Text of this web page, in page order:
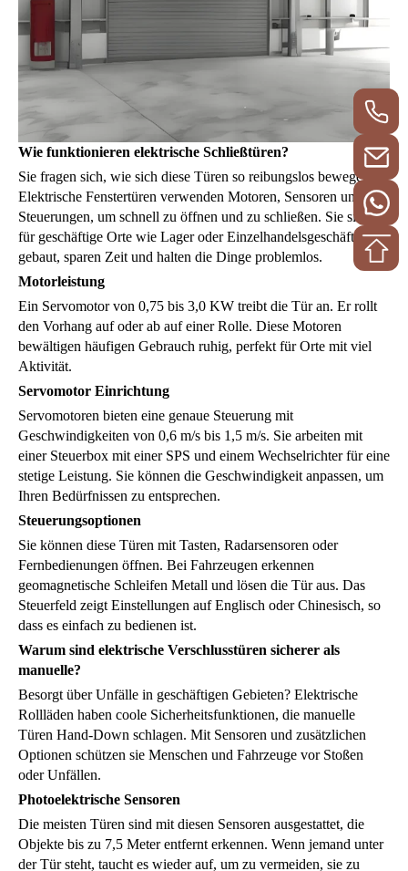
Wie funktionieren elektrische Schließtüren?
Sie fragen sich, wie sich diese Türen so reibungslos bewegen?
Elektrische Fenstertüren verwenden Motoren, Sensoren und
Steuerungen, um schnell zu öffnen und zu schließen. Sie sind
für geschäftige Orte wie Lager oder Einzelhandelsgeschäfte
gebaut, sparen Zeit und halten die Dinge problemlos.
Motorleistung
Ein Servomotor von 0,75 bis 3,0 KW treibt die Tür an. Er rollt
den Vorhang auf oder ab auf einer Rolle. Diese Motoren
bewältigen häufigen Gebrauch ruhig, perfekt für Orte mit viel
Aktivität.
Servomotor Einrichtung
Servomotoren bieten eine genaue Steuerung mit
Geschwindigkeiten von 0,6 m/s bis 1,5 m/s. Sie arbeiten mit
einer Steuerbox mit einer SPS und einem Wechselrichter für eine
stetige Leistung. Sie können die Geschwindigkeit anpassen, um
Ihren Bedürfnissen zu entsprechen.
Steuerungsoptionen
Sie können diese Türen mit Tasten, Radarsensoren oder
Fernbedienungen öffnen. Bei Fahrzeugen erkennen
geomagnetische Schleifen Metall und lösen die Tür aus. Das
Steuerfeld zeigt Einstellungen auf Englisch oder Chinesisch, so
dass es einfach zu bedienen ist.
Warum sind elektrische Verschlusstüren sicherer als
manuelle?
Besorgt über Unfälle in geschäftigen Gebieten? Elektrische
Rollläden haben coole Sicherheitsfunktionen, die manuelle
Türen Hand-Down schlagen. Mit Sensoren und zusätzlichen
Optionen schützen sie Menschen und Fahrzeuge vor Stoßen
oder Unfällen.
Photoelektrische Sensoren
Die meisten Türen sind mit diesen Sensoren ausgestattet, die
Objekte bis zu 7,5 Meter entfernt erkennen. Wenn jemand unter
der Tür steht, taucht es wieder auf, um zu vermeiden, sie zu